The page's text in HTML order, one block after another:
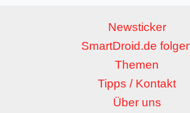
Newsticker
SmartDroid.de
Themen
Tipps / Kontakt
Über uns